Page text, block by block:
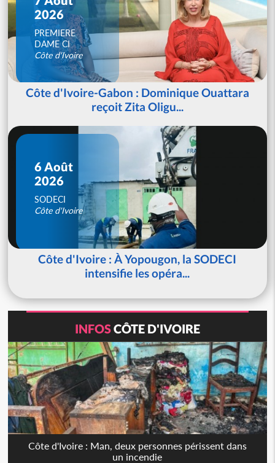
2026
PREMIERE
DAME CI
Côte d'Ivoire
Côte d'Ivoire-Gabon : Dominique Ouattara
reçoit Zita Oligu...
6 Août
2026
SODECI
Côte d'Ivoire
Côte d'Ivoire : À Yopougon, la SODECI
intensifie les opéra...
INFOSCÔTE D'IVOIRE
Côte d'Ivoire : Man, deux personnes périssent dans
un incendie